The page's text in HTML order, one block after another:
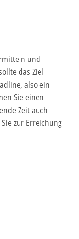
und
das Ziel
also ein
Sie einen
Zeit auch
zur Erreichung